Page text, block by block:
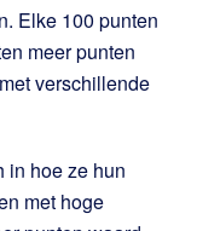
Elke 100 punten
meer punten
verschillende
in hoe ze hun
met hoge